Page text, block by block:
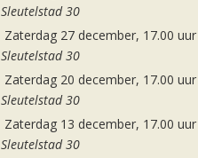
Sleutelstad 30
Zaterdag 27 december, 17.00 uur
Sleutelstad 30
Zaterdag 20 december, 17.00 uur
Sleutelstad 30
Zaterdag 13 december, 17.00 uur
Sleutelstad 30